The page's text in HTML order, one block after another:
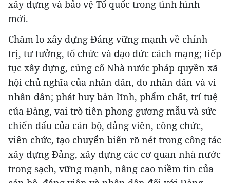
xây dựng và bảo vệ Tổ quốc trong tình hình
mới.
Chăm lo xây dựng Đảng vững mạnh về chính
trị, tư tưởng, tổ chức và đạo đức cách mạng; tiếp
tục xây dựng, củng cố Nhà nước pháp quyền xã
hội chủ nghĩa của nhân dân, do nhân dân và vì
nhân dân; phát huy bản lĩnh, phẩm chất, trí tuệ
của Đảng, vai trò tiên phong gương mẫu và sức
chiến đấu của cán bộ, đảng viên, công chức,
viên chức, tạo chuyển biến rõ nét trong công tác
xây dựng Đảng, xây dựng các cơ quan nhà nước
trong sạch, vững mạnh, nâng cao niềm tin của